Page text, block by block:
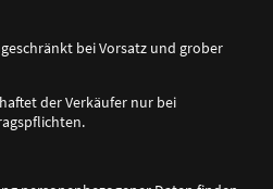
bei Vorsatz und grober
der Verkäufer nur bei